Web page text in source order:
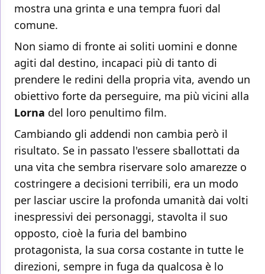
mostra una grinta e una tempra fuori dal
comune.
Non siamo di fronte ai soliti uomini e donne
agiti dal destino, incapaci più di tanto di
prendere le redini della propria vita, avendo un
obiettivo forte da perseguire, ma più vicini alla
Lorna del loro penultimo film.
Cambiando gli addendi non cambia però il
risultato. Se in passato l'essere sballottati da
una vita che sembra riservare solo amarezze o
costringere a decisioni terribili, era un modo
per lasciar uscire la profonda umanità dai volti
inespressivi dei personaggi, stavolta il suo
opposto, cioè la furia del bambino
protagonista, la sua corsa costante in tutte le
direzioni, sempre in fuga da qualcosa è lo